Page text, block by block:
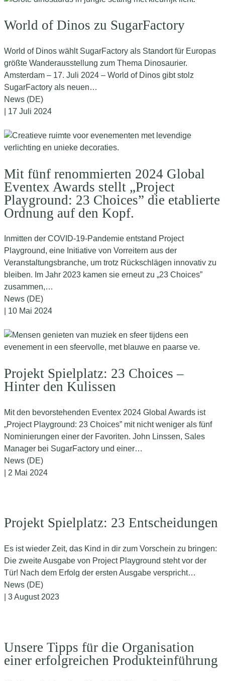
World of Dinos zu SugarFactory
World of Dinos wählt SugarFactory als Standort für Europas
größte Wanderausstellung zum Thema Dinosaurier.
Amsterdam – 17. Juli 2024 – World of Dinos gibt stolz
SugarFactory als neuen…
News (DE)
| 17 Juli 2024
Mit fünf renommierten 2024 Global
Eventex Awards stellt „Project
Playground: 23 Choices” die etablierte
Ordnung auf den Kopf.
Inmitten der COVID-19-Pandemie entstand Project
Playground, eine Initiative von Vorreitern aus der
Veranstaltungsbranche, um trotz Rückschlägen innovativ zu
bleiben. Im Jahr 2023 kamen sie erneut zu „23 Choices”
zusammen,…
News (DE)
| 10 Mai 2024
Projekt Spielplatz: 23 Choices –
Hinter den Kulissen
Mit den bevorstehenden Eventex 2024 Global Awards ist
„Project Playground: 23 Choices” mit nicht weniger als fünf
Nominierungen einer der Favoriten. John Linssen, Sales
Manager bei SugarFactory und einer…
News (DE)
| 2 Mai 2024
Projekt Spielplatz: 23 Entscheidungen
Es ist wieder Zeit, das Kind in dir zum Vorschein zu bringen:
Die zweite Ausgabe von Project Playground steht vor der
Tür! Nach dem Erfolg der ersten Ausgabe verspricht…
News (DE)
| 3 August 2023
Unsere Tipps für die Organisation
einer erfolgreichen Produkteinführung